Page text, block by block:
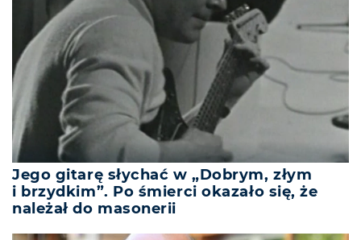
Jego gitarę słychać w „Dobrym, złym
i brzydkim”. Po śmierci okazało się, że
należał do masonerii